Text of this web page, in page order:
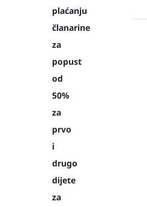
plaćanju
članarine
za
popust
od
50%
za
prvo
i
drugo
dijete
za